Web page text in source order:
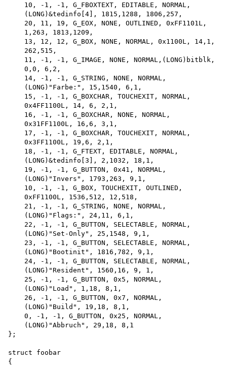
    10, -1, -1, G_FBOXTEXT, EDITABLE, NORMAL,
    (LONG)&tedinfo[4], 1815,1288, 1806,257,
    20, 11, 19, G_EOX, NONE, OUTLINED, 0xFF1101L,
    1,263, 1813,1209,
    13, 12, 12, G_BOX, NONE, NORMAL, 0x1100L, 14,1,
    262,515,
    11, -1, -1, G_IMAGE, NONE, NORMAL,(LONG)bitblk,
    0,0, 6,2,
    14, -1, -1, G_STRING, NONE, NORMAL,
    (LONG)"Farbe:", 15,1540, 6,1,
    15, -1, -1, G_BOXCHAR, TOUCHEXIT, NORMAL,
    0x4FF1100L, 14, 6, 2,1,
    16, -1, -1, G_BOXCHAR, NONE, NORMAL,
    0x31FF1100L, 16,6, 3,1,
    17, -1, -1, G_BOXCHAR, TOUCHEXIT, NORMAL,
    0x3FF1100L, 19,6, 2,1,
    18, -1, -1, G_FTEXT, EDITABLE, NORMAL,
    (LONG)&tedinfo[3], 2,1032, 18,1,
    19, -1, -1, G_BUTTON, 0x41, NORMAL,
    (LONG)"Invers", 1793,263, 9,1,
    10, -1, -1, G_BOX, TOUCHEXIT, OUTLINED,
    0xFF1100L, 1536,512, 12,518,
    21, -1, -1, G_STRING, NONE, NORMAL,
    (LONG)"Flags:", 24,11, 6,1,
    22, -1, -1, G_BUTTON, SELECTABLE, NORMAL,
    (LONG)"Set-Only", 25,1548, 9,1,
    23, -1, -1, G_BUTTON, SELECTABLE, NORMAL,
    (LONG)"Bootinit", 1816,782, 9,1,
    24, -1, -1, G_BUTTON, SELECTABLE, NORMAL,
    (LONG)"Resident", 1560,16, 9, 1,
    25, -1, -1, G_BUTTON, 0x5, NORMAL,
    (LONG)"Load", 1,18, 8,1,
    26, -1, -1, G_BUTTON, 0x7, NORMAL,
    (LONG)"Build", 19,18, 8,1,
    0, -1, -1, G_BUTTON, 0x25, NORMAL,
    (LONG)"Abbruch", 29,18, 8,1
};
struct foobar
{